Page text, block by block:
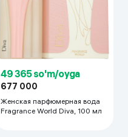
49 365 so'm/oyga
677 000
Женская парфюмерная вода
Fragrance World Diva, 100 мл